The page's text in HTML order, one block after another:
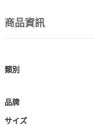
商品資訊
類別
品牌
サイズ